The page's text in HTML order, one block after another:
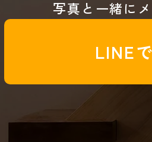
写真と一緒に
LINE